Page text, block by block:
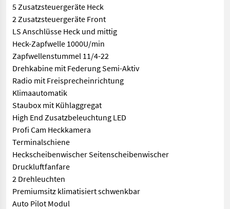
5 Zusatzsteuergeräte Heck
2 Zusatzsteuergeräte Front
LS Anschlüsse Heck und mittig
Heck-Zapfwelle 1000U/min
Zapfwellenstummel 11/4-22
Drehkabine mit Federung Semi-Aktiv
Radio mit Freisprecheinrichtung
Klimaautomatik
Staubox mit Kühlaggregat
High End Zusatzbeleuchtung LED
Profi Cam Heckkamera
Terminalschiene
Heckscheibenwischer Seitenscheibenwischer
Druckluftfanfare
2 Drehleuchten
Premiumsitz klimatisiert schwenkbar
Auto Pilot Modul